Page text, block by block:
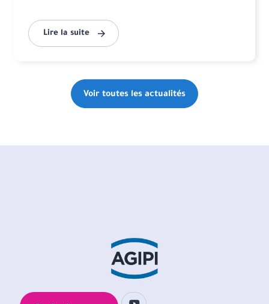
Lire la suite
Voir toutes les actualités